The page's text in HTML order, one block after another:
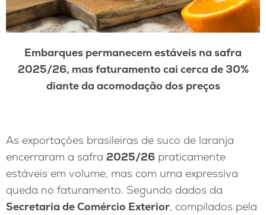
Embarques permanecem estáveis na safra
2025/26, mas faturamento cai cerca de 30%
diante da acomodação dos preços
As exportações brasileiras de suco de laranja
encerraram a safra 2025/26 praticamente
estáveis em volume, mas com uma expressiva
queda no faturamento. Segundo dados da
Secretaria de Comércio Exterior, compilados pela